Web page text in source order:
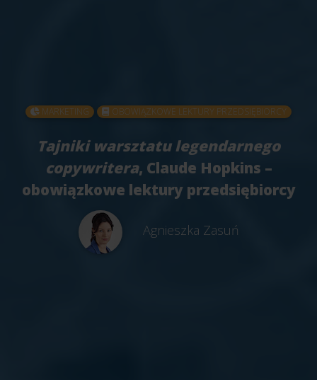
MARKETING OBOWIĄZKOWE LEKTURY PRZEDSIĘBIORCY
Tajniki warsztatu legendarnego
copywritera, Claude Hopkins –
obowiązkowe lektury przedsiębiorcy
Agnieszka Zasuń